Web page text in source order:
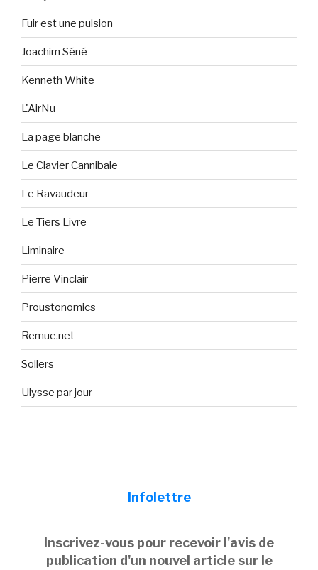
Fuir est une pulsion
Joachim Séné
Kenneth White
L'AirNu
La page blanche
Le Clavier Cannibale
Le Ravaudeur
Le Tiers Livre
Liminaire
Pierre Vinclair
Proustonomics
Remue.net
Sollers
Ulysse par jour
Infolettre
Inscrivez-vous pour recevoir l'avis de
publication d'un nouvel article sur le